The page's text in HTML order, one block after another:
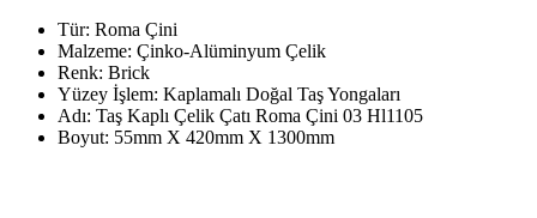
Tür: Roma Çini
Malzeme: Çinko-Alüminyum Çelik
Renk: Brick
Yüzey İşlem: Kaplamalı Doğal Taş Yongaları
Adı: Taş Kaplı Çelik Çatı Roma Çini 03 Hl1105
Boyut: 55mm X 420mm X 1300mm